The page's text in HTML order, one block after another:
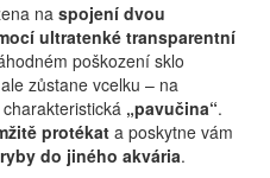
na spojení dvou
ultratenké transparentní
poškození sklo
zůstane vcelku – na
„pavučina“.
protékata poskytne vám
do jiného akvária.